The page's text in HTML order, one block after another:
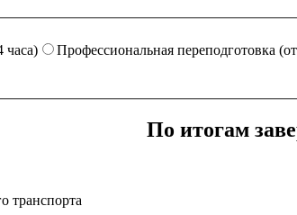
Профессиональная переподготовка
По итогам